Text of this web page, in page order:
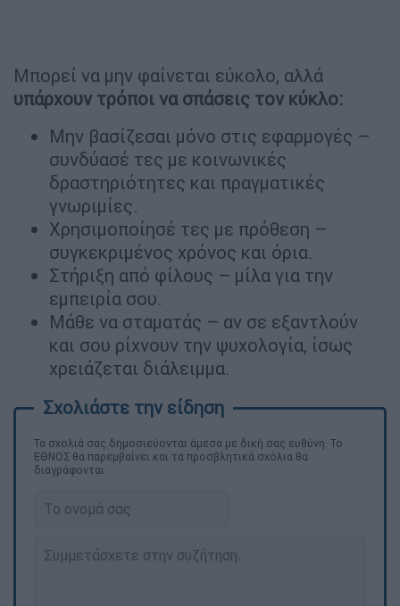
Μπορεί να μην φαίνεται εύκολο, αλλά
υπάρχουν τρόποι να σπάσεις τον κύκλο:
Μην βασίζεσαι μόνο στις εφαρμογές –
συνδύασέ τες με κοινωνικές
δραστηριότητες και πραγματικές
γνωριμίες.
Χρησιμοποίησέ τες με πρόθεση –
συγκεκριμένος χρόνος και όρια.
Στήριξη από φίλους – μίλα για την
εμπειρία σου.
Μάθε να σταματάς – αν σε εξαντλούν
και σου ρίχνουν την ψυχολογία, ίσως
χρειάζεται διάλειμμα.
Τα σχολιά σας δημοσιεύονται άμεσα με δική σας ευθύνη. Το
ΕΘΝΟΣ θα παρεμβαίνει και τα προσβλητικά σχόλια θα
διαγράφονται